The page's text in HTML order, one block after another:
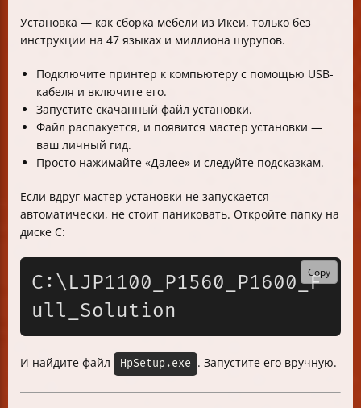
Установка — как сборка мебели из Икеи, только без
инструкции на 47 языках и миллиона шурупов.
Подключите принтер к компьютеру с помощью USB-
кабеля и включите его.
Запустите скачанный файл установки.
Файл распакуется, и появится мастер установки —
ваш личный гид.
Просто нажимайте «Далее» и следуйте подсказкам.
Если вдруг мастер установки не запускается
автоматически, не стоит паниковать. Откройте папку на
диске C:
C:\LJP1100_P1560_P1600_F
Copy
И найдите файл HpSetup.exe . Запустите его вручную.